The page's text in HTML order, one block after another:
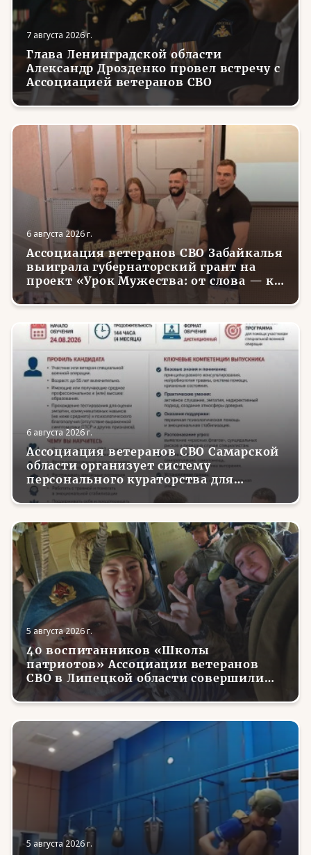
7 августа 2026 г.
Глава Ленинградской области
Александр Дрозденко провел встречу с
Ассоциацией ветеранов СВО
6 августа 2026 г.
Ассоциация ветеранов СВО Забайкалья
выиграла губернаторский грант на
проект «Урок Мужества: от слова — к
делу»
6 августа 2026 г.
Ассоциация ветеранов СВО Самарской
области организует систему
персонального кураторства для
трудоустройства и социализации
вернувшихся с фронта бойцов
5 августа 2026 г.
40 воспитанников «Школы
патриотов» Ассоциации ветеранов
СВО в Липецкой области совершили
первые парашютные прыжки
5 августа 2026 г.